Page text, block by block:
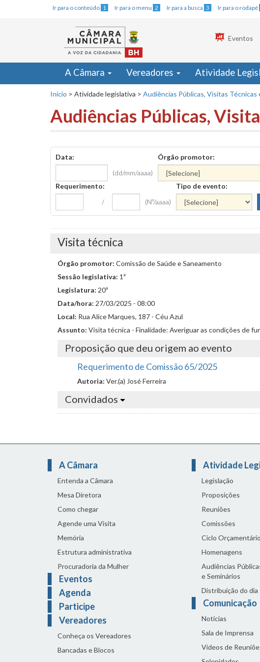
Ir para o conteúdo 1 Ir para o menu 2 Ir para a busca 3 Ir para o rodapé
Eventos
A Câmara Vereadores Atividade
Início > Atividade legislativa > Audiências Públicas, Visitas Técnicas
Audiências Públicas,
Data:
(dd/mm/aaaa)
Órgão promotor:
Requerimento:
/
(Nº/aaaa)
Tipo de evento:
Visita técnica
Órgão promotor: Comissão de Saúde e Saneamento
Sessão legislativa: 1ª
Legislatura: 20ª
Data/hora: 27/03/2025 - 08:00
Local: Rua Alice Marques, 187 - Céu Azul
Assunto: Visita técnica - Finalidade: Averiguar as condições de
Proposição que deu origem ao evento
Requerimento de Comissão 65/2025
Autoria: Ver.(a) José Ferreira
Convidados
A Câmara
Entenda a Câmara
Mesa Diretora
Como chegar
Agende uma Visita
Memória
Estrutura administrativa
Procuradoria da Mulher
Eventos
Agenda
Participe
Vereadores
Conheça os Vereadores
Bancadas e Blocos
Atividade
Legislação
Proposições
Reuniões
Comissões
Ciclo Orçamentário
Homenagens
Audiências
e Seminários
Distribuição do dia
Comunicação
Notícias
Sala de Imprensa
Vídeos de